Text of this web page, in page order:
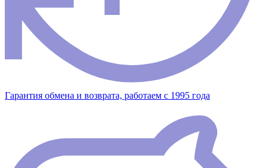
Гарантия обмена и возврата, работаем с 1995 года